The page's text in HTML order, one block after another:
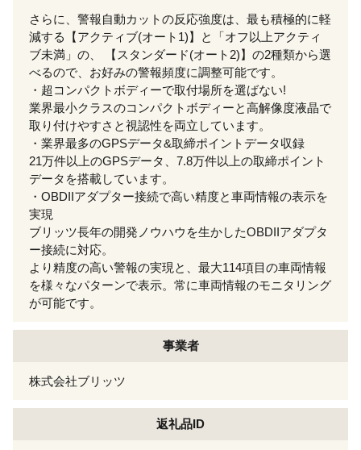
さらに、警報自動カットの反応強度は、最も積極的に軽
減する【アクティブ(オート1)】と「オフ以上アクティ
ブ未満」の、 【スタンダード(オート2)】の2種類から選
べるので、お好みの警報頻度に調整可能です。
・超コンパクトボディーで取付場所を選ばない!
業界最小クラスのコンパクトボディーと高解像度液晶で
取り付けやすさと視認性を両立しています。
・業界最多のGPSデータ&取締ポイントデータ収録
21万件以上のGPSデータ、7.8万件以上の取締ポイント
データを搭載しています。
・OBDIIアダプター接続で高い精度と車両情報の表示を
実現
ブリッツ長年の開発ノウハウを生かしたOBDIIアダプタ
ー接続に対応。
より精度の高い警報の実現と、最大114項目の車両情報
を様々なパターンで表示。常に車両情報のモニタリング
が可能です。
事業者
株式会社ブリッツ
返礼品ID